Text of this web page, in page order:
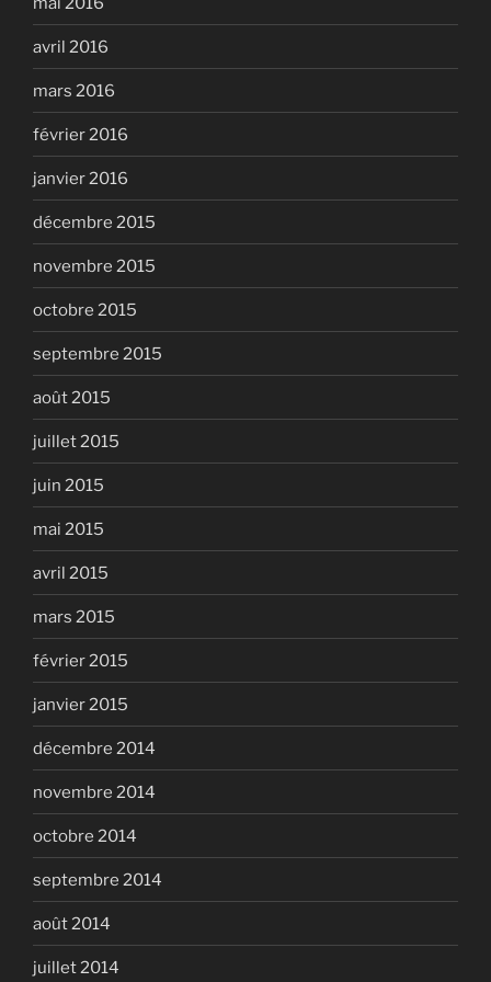
avril 2016
mars 2016
février 2016
janvier 2016
décembre 2015
novembre 2015
octobre 2015
septembre 2015
août 2015
juillet 2015
juin 2015
mai 2015
avril 2015
mars 2015
février 2015
janvier 2015
décembre 2014
novembre 2014
octobre 2014
septembre 2014
août 2014
juillet 2014